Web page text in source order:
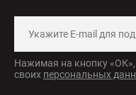
Нажимая на кнопку «ОК»,
своих персональных